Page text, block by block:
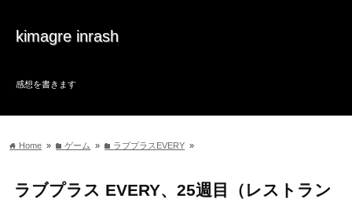
kimagre inrash
感想を書きます
home Home » folderゲーム » folder ラブプラスEVERY »
ラブプラス EVERY、25週目（レストラン